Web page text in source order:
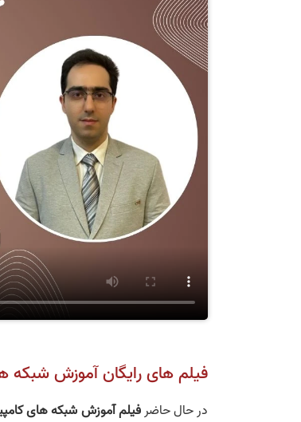
فیلم های رایگان آموزش شبکه
در حال حاضرفیلم آموزش شبکه های